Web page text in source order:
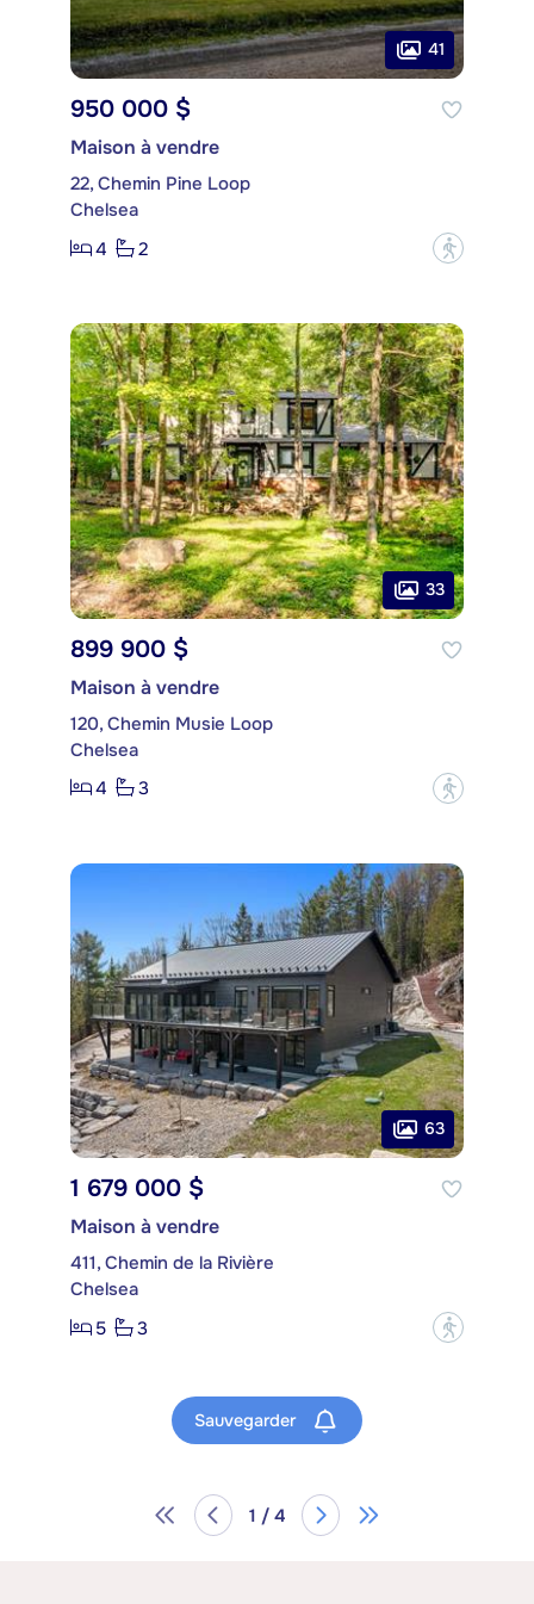
41
950 000 $
Maison à vendre
22, Chemin Pine Loop
Chelsea
4
2 ?
33
899 900 $
Maison à vendre
120, Chemin Musie Loop
Chelsea
4
3 ?
63
1 679 000 $
Maison à vendre
411, Chemin de la Rivière
Chelsea
5
3 ?
Sauvegarder
1 / 4